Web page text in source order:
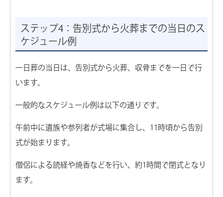
ステップ4：告別式から火葬までの当日のス
ケジュール例
一日葬の当日は、告別式から火葬、収骨までを一日で行
います。
一般的なスケジュール例は以下の通りです。
午前中に遺族や参列者が式場に集合し、11時頃から告別
式が始まります。
僧侶による読経や焼香などを行い、約1時間で閉式となり
ます。